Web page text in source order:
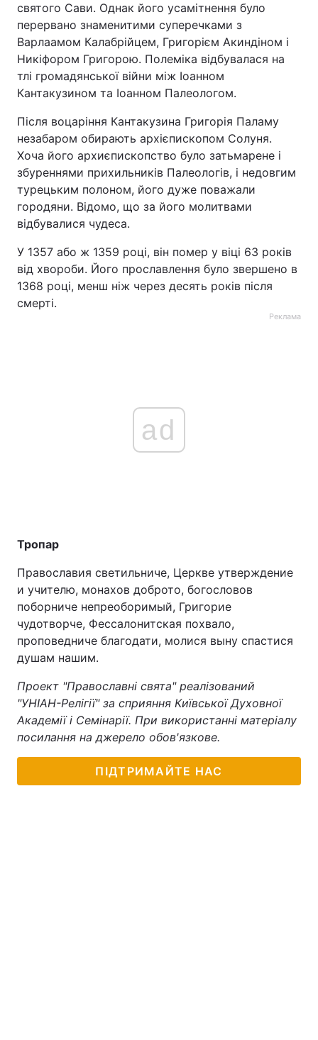
святого Сави. Однак його усамітнення було
перервано знаменитими суперечками з
Варлаамом Калабрійцем, Григорієм Акиндіном і
Никіфором Григорою. Полеміка відбувалася на
тлі громадянської війни між Іоанном
Кантакузином та Іоанном Палеологом.
Після воцаріння Кантакузина Григорія Паламу
незабаром обирають архієпископом Солуня.
Хоча його архиєпископство було затьмарене і
збуреннями прихильників Палеологів, і недовгим
турецьким полоном, його дуже поважали
городяни. Відомо, що за його молитвами
відбувалися чудеса.
У 1357 або ж 1359 році, він помер у віці 63 років
від хвороби. Його прославлення було звершено в
1368 році, менш ніж через десять років після
смерті.
Реклама
ad
Тропар
Православия светильниче, Церкве утверждение
и учителю, монахов доброто, богословов
поборниче непреоборимый, Григорие
чудотворче, Фессалонитская похвало,
проповедниче благодати, молися выну спастися
душам нашим.
Проект "Православні свята" реалізований
"УНІАН-Релігії" за сприяння Київської Духовної
Академії і Семінарії. При використанні матеріалу
посилання на джерело обов'язкове.
ПІДТРИМАЙТЕ НАС